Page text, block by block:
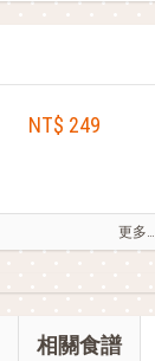
NT$ 249
更多…
相關食譜